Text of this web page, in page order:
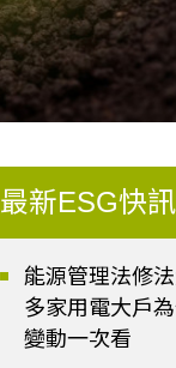
最新ESG快訊
能源管理法修
多家用電大戶
變動一次看